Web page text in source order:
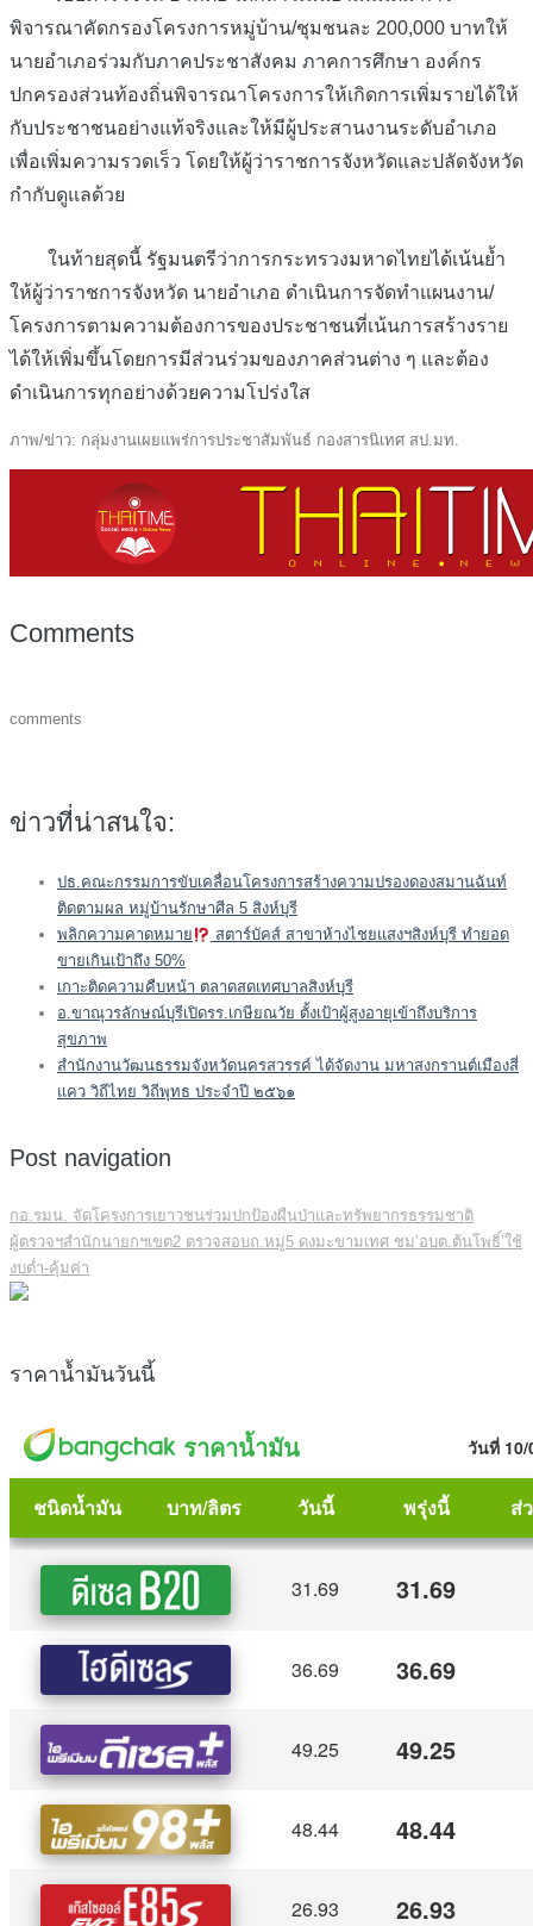
พิจารณาคัดกรองโครงการหมู่บ้าน/ชุมชนละ 200,000 บาทให้
นายอำเภอร่วมกับภาคประชาสังคม ภาคการศึกษา องค์กร
ปกครองส่วนท้องถิ่นพิจารณาโครงการให้เกิดการเพิ่มรายได้ให้
กับประชาชนอย่างแท้จริงและให้มีผู้ประสานงานระดับอำเภอ
เพื่อเพิ่มความรวดเร็ว โดยให้ผู้ว่าราชการจังหวัดและปลัดจังหวัด
กำกับดูแลด้วย
ในท้ายสุดนี้ รัฐมนตรีว่าการกระทรวงมหาดไทยได้เน้นย้ำ
ให้ผู้ว่าราชการจังหวัด นายอำเภอ ดำเนินการจัดทำแผนงาน/
โครงการตามความต้องการของประชาชนที่เน้นการสร้างราย
ได้ให้เพิ่มขึ้นโดยการมีส่วนร่วมของภาคส่วนต่าง ๆ และต้อง
ดำเนินการทุกอย่างด้วยความโปร่งใส
ภาพ/ข่าว: กลุ่มงานเผยแพร่การประชาสัมพันธ์ กองสารนิเทศ สป.มท.
Comments
comments
ข่าวที่น่าสนใจ:
ปธ.คณะกรรมการขับเคลื่อนโครงการสร้างความปรองดองสมานฉันท์
ติดตามผล หมู่บ้านรักษาศีล 5 สิงห์บุรี
พลิกความคาดหมาย
สตาร์บัคส์ สาขาห้างไชยแสงฯสิงห์บุรี ทำยอด
ขายเกินเป้าถึง 50%
เกาะติดความคืบหน้า ตลาดสดเทศบาลสิงห์บุรี
อ.ขาณุวรลักษณ์บุรีเปิดรร.เกษียณวัย ตั้งเป้าผู้สูงอายุเข้าถึงบริการ
สุขภาพ
สำนักงานวัฒนธรรมจังหวัดนครสวรรค์ ได้จัดงาน มหาสงกรานต์เมืองสี่
แคว วิถีไทย วิถีพุทธ ประจำปี ๒๕๖๑
Post navigation
กอ.รมน. จัดโครงการเยาวชนร่วมปกป้องผืนป่าและทรัพยากรธรรมชาติ
ผู้ตรวจฯสำนักนายกฯเขต2 ตรวจสอบถ.หมู่5 ดงมะขามเทศ ชม’อบต.ต้นโพธิ์’ใช้
งบต่ำ-คุ้มค่า
ราคาน้ำมันวันนี้